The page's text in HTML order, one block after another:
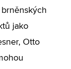
jako
Otto